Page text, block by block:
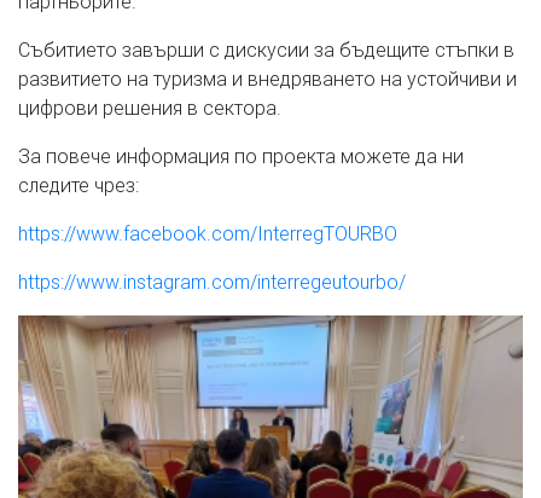
Събитието завърши с дискусии за бъдещите стъпки в
развитието на туризма и внедряването на устойчиви и
цифрови решения в сектора.
За повече информация по проекта можете да ни
следите чрез:
https://www.facebook.com/InterregTOURBO
https://www.instagram.com/interregeutourbo/